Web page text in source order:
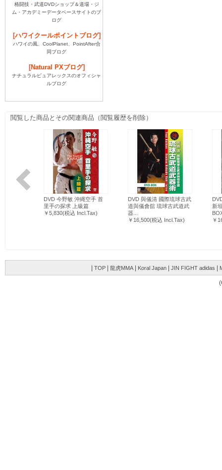
格闘技・武道DVDショップ＆道場・ジ
ム・アカデミーデータベースサイトのブ
ログ
[ハワイクールポイントブログ]
ハワイの風、CoolPlanet、PointAfter合
同ブログ
[Natural PXブログ]
ナチュラルピュアレックスのオフィシャ
ルブログ
| TOP | 龍虎MMA | Koral Japan | JIN FIGHT adidas |